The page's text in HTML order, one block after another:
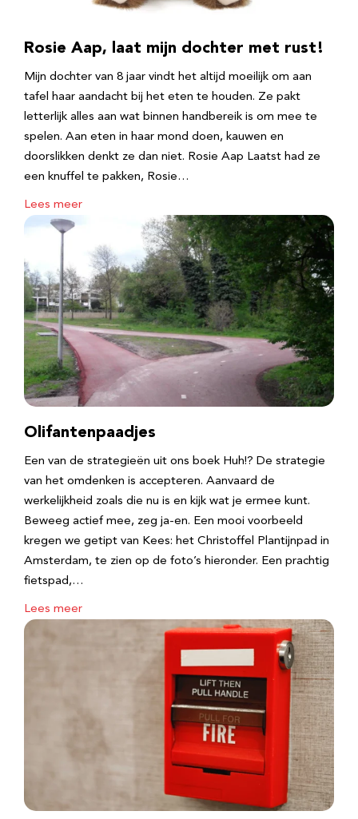
Rosie Aap, laat mijn dochter met rust!
Mijn dochter van 8 jaar vindt het altijd moeilijk om aan
tafel haar aandacht bij het eten te houden. Ze pakt
letterlijk alles aan wat binnen handbereik is om mee te
spelen. Aan eten in haar mond doen, kauwen en
doorslikken denkt ze dan niet. Rosie Aap Laatst had ze
een knuffel te pakken, Rosie…
Lees meer
Olifantenpaadjes
Een van de strategieën uit ons boek Huh!? De strategie
van het omdenken is accepteren. Aanvaard de
werkelijkheid zoals die nu is en kijk wat je ermee kunt.
Beweeg actief mee, zeg ja-en. Een mooi voorbeeld
kregen we getipt van Kees: het Christoffel Plantijnpad in
Amsterdam, te zien op de foto’s hieronder. Een prachtig
fietspad,…
Lees meer